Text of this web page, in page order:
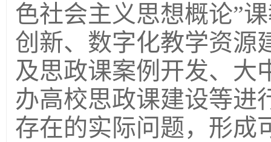
色社会主义思想概论”
创新、数字化教学资源
及思政课案例开发、大
办高校思政课建设等进
存在的实际问题，形成